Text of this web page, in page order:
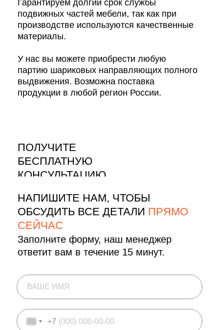
Гарантируем долгий срок службы
подвижных частей мебели, так как при
производстве используются качественные
материалы.
У нас вы можете приобрести любую
партию шариковых направляющих полного
выдвижения. Возможна поставка
продукции в любой регион России.
ПОЛУЧИТЕ
БЕСПЛАТНУЮ
КОНСУЛЬТАЦИЮ
+7
НАПИШИТЕ НАМ, ЧТОБЫ
ОБСУДИТЬ ВСЕ ДЕТАЛИ ПРЯМО
СЕЙЧАС
Заполните форму, наш менеджер
ответит вам в течение 15 минут.